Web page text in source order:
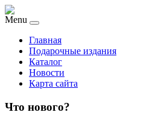
Menu
Главная
Подарочные издания
Каталог
Новости
Карта сайта
Что нового?